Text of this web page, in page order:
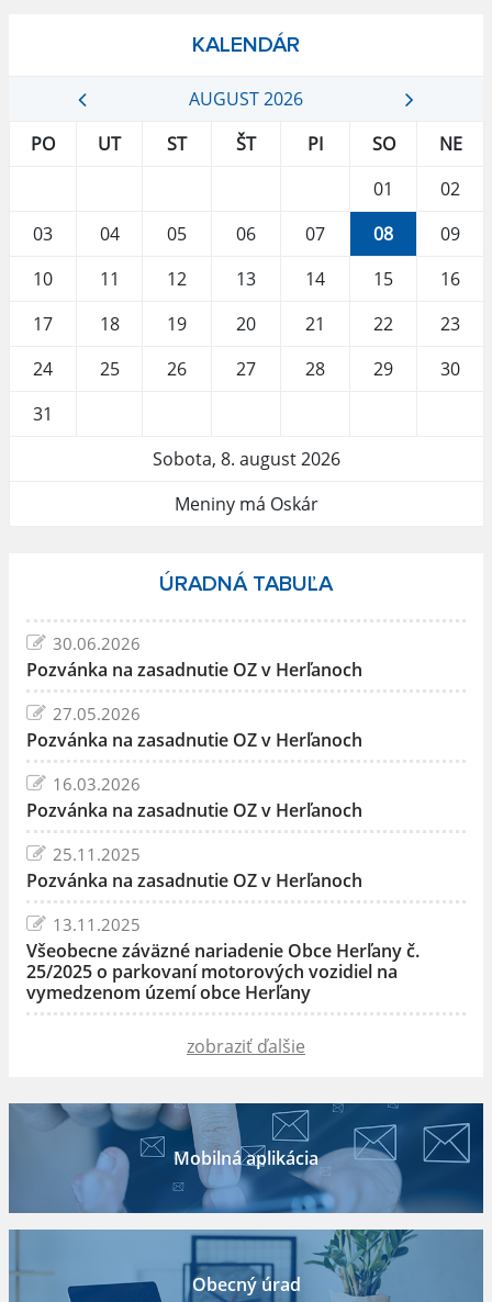
KALENDÁR
AUGUST 2026
PO
UT ST ŠT PI SO
NE
01
02
03
04 05 06 07 08
09
10
11 12 13 14 15
16
17
18 19 20 21 22
23
24
25 26 27 28 29
30
31
Sobota, 8. august 2026
Meniny má Oskár
ÚRADNÁ TABUĽA
30.06.2026
Pozvánka na zasadnutie OZ v Herľanoch
27.05.2026
Pozvánka na zasadnutie OZ v Herľanoch
16.03.2026
Pozvánka na zasadnutie OZ v Herľanoch
25.11.2025
Pozvánka na zasadnutie OZ v Herľanoch
13.11.2025
Všeobecne záväzné nariadenie Obce Herľany č.
25/2025 o parkovaní motorových vozidiel na
vymedzenom území obce Herľany
zobraziť ďalšie
Mobilná aplikácia
Obecný úrad